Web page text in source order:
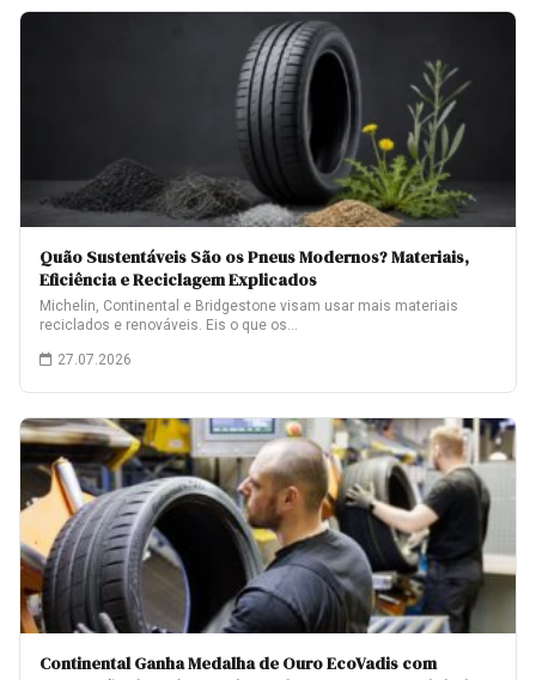
Quão Sustentáveis São os Pneus Modernos? Materiais,
Eficiência e Reciclagem Explicados
Michelin, Continental e Bridgestone visam usar mais materiais
reciclados e renováveis. Eis o que os…
27.07.2026
Continental Ganha Medalha de Ouro EcoVadis com